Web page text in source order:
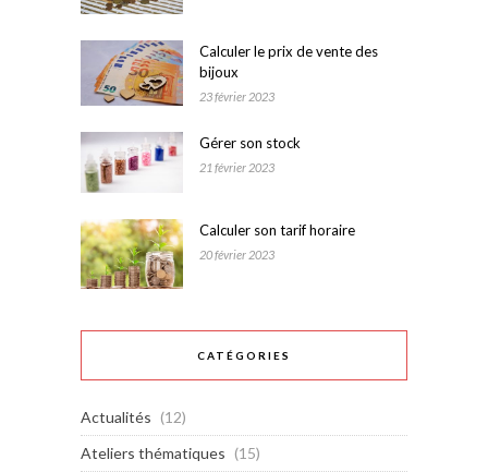
Calculer le prix de vente des
bijoux
23 février 2023
Gérer son stock
21 février 2023
Calculer son tarif horaire
20 février 2023
CATÉGORIES
Actualités (12)
Ateliers thématiques (15)